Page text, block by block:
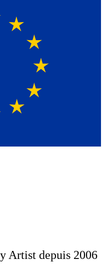
Artist depuis 2006